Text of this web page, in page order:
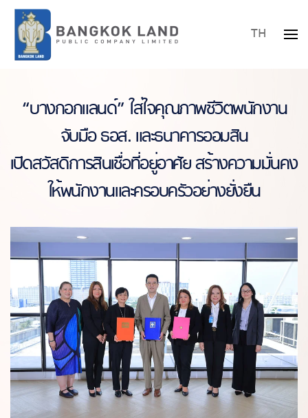
Skip to main content TH
“บางกอกแลนด์” ใส่ใจคุณภาพชีวิตพนักงาน
จับมือ ธอส. และธนาคารออมสิน
เปิดสวัสดิการสินเชื่อที่อยู่อาศัย สร้างความมั่นคง
ให้พนักงานและครอบครัวอย่างยั่งยืน